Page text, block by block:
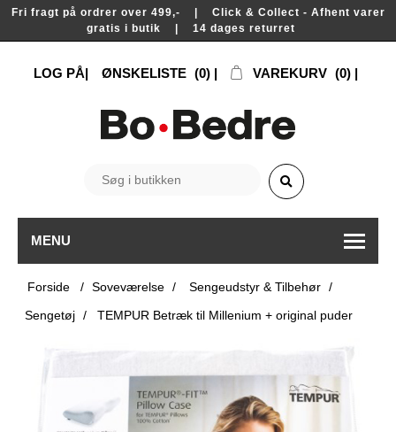
Fri fragt på ordrer over 499,- | Click & Collect - Afhent varer
gratis i butik | 14 dages returret
LOG PÅ ØNSKELISTE (0) VAREKURV (0)
MENU
Forside / Soveværelse / Sengeudstyr & Tilbehør /
Sengetøj / TEMPUR Betræk til Millenium + original puder